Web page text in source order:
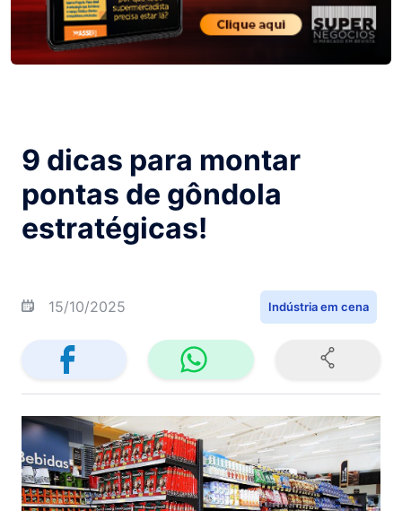
9 dicas para montar
pontas de gôndola
estratégicas!
15/10/2025 Indústria em cena